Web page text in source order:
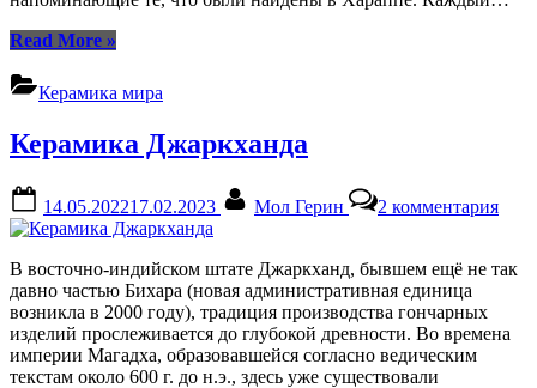
Read More“Керамика
»
Керамика мира
Керамика Джаркханда
on
14.05.202217.02.2023 Мол Герин 2 комментария
В восточно-индийском штате Джаркханд, бывшем ещё не так
давно частью Бихара (новая административная единица
возникла в 2000 году), традиция производства гончарных
изделий прослеживается до глубокой древности. Во времена
империи Магадха, образовавшейся согласно ведическим
текстам около 600 г. до н.э., здесь уже существовали